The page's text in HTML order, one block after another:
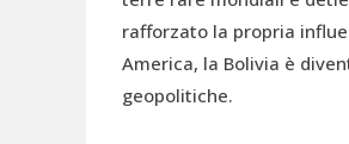
rafforzato la propria
America, la Bolivia è
geopolitiche.